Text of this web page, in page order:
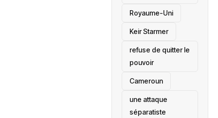
‎Royaume-Uni
Keir Starmer
refuse de quitter le
pouvoir
‎Cameroun
une attaque
séparatiste